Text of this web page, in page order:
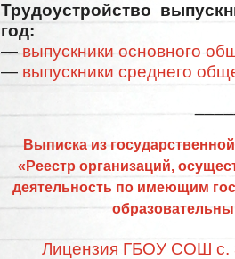
Трудоустройство
год:
—выпускники основного
— выпускники среднего
Выписка из
«Реестр организаций,
деятельность по имеющим
Лицензия ГБОУ СОШ с.